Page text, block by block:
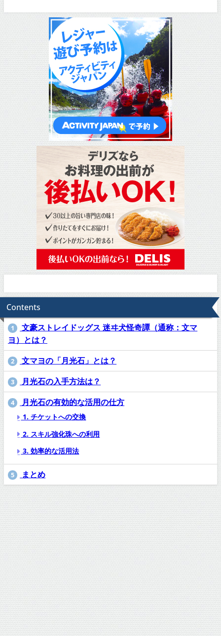
Contents
1
文豪ストレイドッグス 迷ヰ犬怪奇譚（通称：文マ
ヨ）とは？
2 文マヨの「月光石」とは？
3 月光石の入手方法は？
4 月光石の有効的な活用の仕方
1. チケットへの交換
2. スキル強化珠への利用
3. 効率的な活用法
5 まとめ